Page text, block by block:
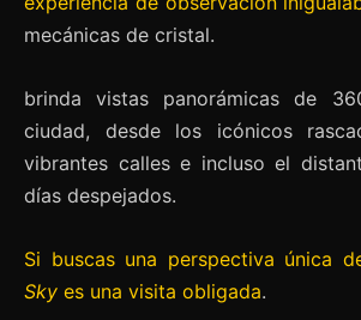
mecánicas de cristal.
brinda vistas panorámicas de
ciudad, desde los icónicos
vibrantes calles e incluso el
días despejados.
Si buscas una perspectiva única
Sky es una visita obligada.